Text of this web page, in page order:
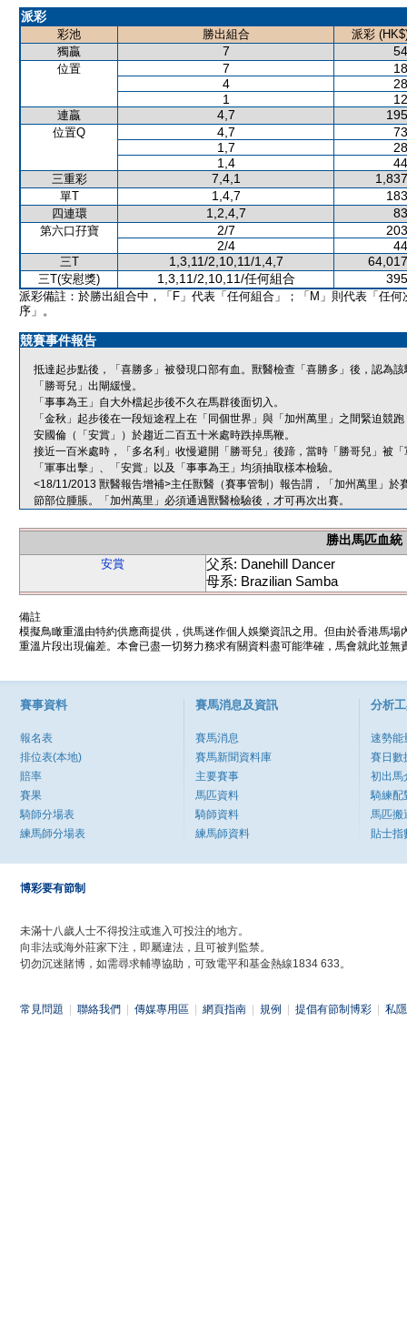
派彩
彩池 勝出組合
派彩
獨贏
7
位置 7
4
1
連贏 4,7
位置Q 4,7
1,7
1,4
三重彩 7,4,1
單T 1,4,7
四連環 1,2,4,7
第六口孖寶 2/7
2/4
三T 1,3,11/2,10,11/1,4,7
三T(安慰獎) 1,3,11/2,10,11/任何組合
派彩備註：於勝出組合中，「F」代表「任何組合」；「M」則代表「任何
序」。
競賽事件報告
抵達起步點後，「喜勝多」被發現口部有血。獸醫檢查「喜勝多」後，認為
「勝哥兒」出閘緩慢。
「事事為王」自大外檔起步後不久在馬群後面切入。
「金秋」起步後在一段短途程上在「同個世界」與「加州萬里」之間緊迫競
安國倫（「安賞」）於趨近二百五十米處時跌掉馬鞭。
接近一百米處時，「多名利」收慢避開「勝哥兒」後蹄，當時「勝哥兒」被
「軍事出擊」、「安賞」以及「事事為王」均須抽取樣本檢驗。
<18/11/2013 獸醫報告增補>主任獸醫（賽事管制）報告謂，「加州萬里」
節部位腫脹。「加州萬里」必須通過獸醫檢驗後，才可再次出賽。
勝出馬匹血統
安賞
父系: Danehill Dancer
母系: Brazilian Samba
備註
模擬鳥瞰重溫由特約供應商提供，供馬迷作個人娛樂資訊之用。但由於香港馬
重溫片段出現偏差。本會已盡一切努力務求有關資料盡可能準確，馬會就此並
賽事資料
報名表
排位表(本地)
賠率
賽果
騎師分場表
練馬師分場表
賽馬消息及資訊
賽馬消息
賽馬新聞資料庫
主要賽事
馬匹資料
騎師資料
練馬師資料
分析
速勢能
賽日數
初出馬
騎練配
馬匹搬
貼士指
博彩要有節制
未滿十八歲人士不得投注或進入可投注的地方。
向非法或海外莊家下注，即屬違法，且可被判監禁。
切勿沉迷賭博，如需尋求輔導協助，可致電平和基金熱線1834 633。
常見問題 聯絡我們 傳媒專用區 網頁指南 規例 提倡有節制博彩 私